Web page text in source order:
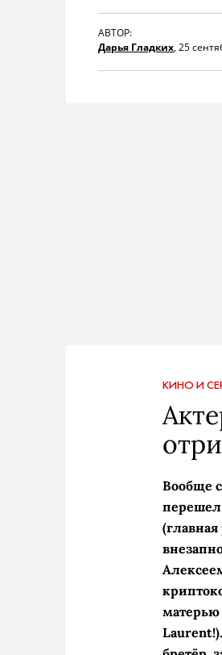
АВТОР:
Дарья Гладких, 25
КИНО И
Вообще
перешел
матерью